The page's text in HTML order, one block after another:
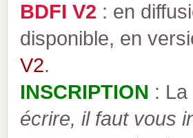
BDFI V2 : en
disponible, en
V2.
INSCRIPTION :
écrire, il faut vous